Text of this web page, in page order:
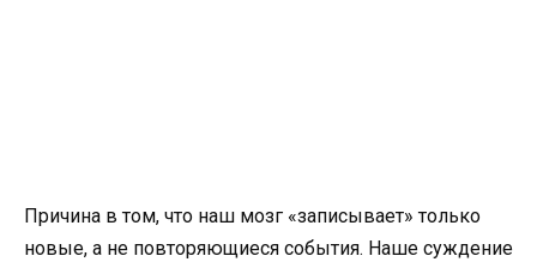
Причина в том, что наш мозг «записывает» только
новые, а не повторяющиеся события. Наше суждение